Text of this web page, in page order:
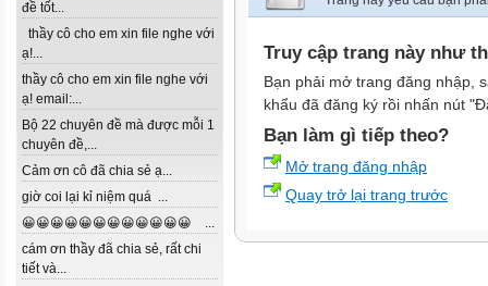
đề tốt...
thầy cô cho em xin file nghe với
ạ!...
thầy cô cho em xin file nghe với
ạ! email:...
Bộ 22 chuyên đề mà được mỗi 1
chuyên đề,...
Cảm ơn cô đã chia sẻ ạ...
giờ coi lại kỉ niệm quá ...
😀😀😀😀😀😀😀😀😀😀😀😀 ...
cám ơn thầy đã chia sẻ, rất chi
tiết và...
Truy cập trang này như
Bạn phải mở trang đăng nhập,
khẩu đã đăng ký rồi nhấn nút
Bạn làm gì tiếp theo?
Mở trang đăng nhập
Quay trở lại trang trước